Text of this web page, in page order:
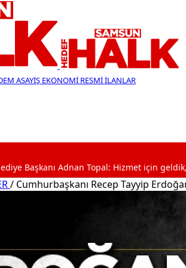
ASAYİŞ EKONOMİ RESMİ İLANLAR
Adnan Topal: Hizmet için geldik, hizmet
/ Cumhurbaşkanı Recep Tayyip